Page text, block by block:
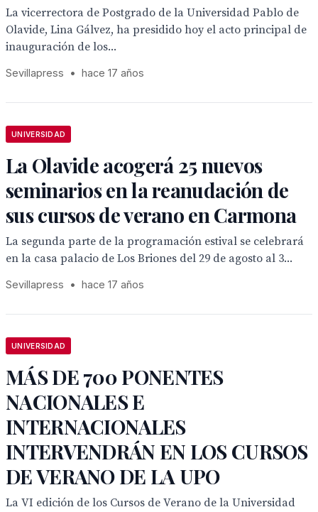
La vicerrectora de Postgrado de la Universidad Pablo de
Olavide, Lina Gálvez, ha presidido hoy el acto principal de
inauguración de los...
Sevillapress • hace 17 años
UNIVERSIDAD
La Olavide acogerá 25 nuevos
seminarios en la reanudación de
sus cursos de verano en Carmona
La segunda parte de la programación estival se celebrará
en la casa palacio de Los Briones del 29 de agosto al 3...
Sevillapress • hace 17 años
UNIVERSIDAD
MÁS DE 700 PONENTES
NACIONALES E
INTERNACIONALES
INTERVENDRÁN EN LOS CURSOS
DE VERANO DE LA UPO
La VI edición de los Cursos de Verano de la Universidad